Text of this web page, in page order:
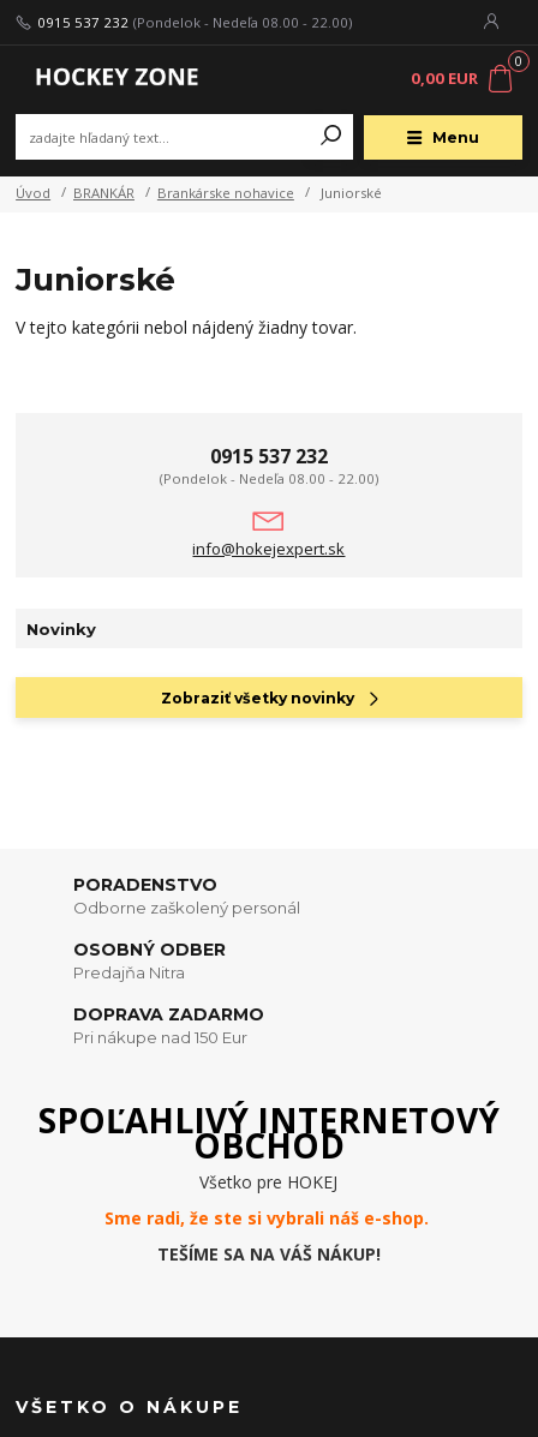
Menu
0915 537 232 (Pondelok - Nedeľa 08.00 - 22.00)
0
0,00 EUR
Úvod BRANKÁR Brankárske nohavice Juniorské
Juniorské
V tejto kategórii nebol nájdený žiadny tovar.
0915 537 232
(Pondelok - Nedeľa 08.00 - 22.00)
info@hokejexpert.sk
Novinky
Zobraziť všetky novinky
PORADENSTVO
Odborne zaškolený personál
OSOBNÝ ODBER
Predajňa Nitra
DOPRAVA ZADARMO
Pri nákupe nad 150 Eur
SPOĽAHLIVÝ INTERNETOVÝ
OBCHOD
Všetko pre HOKEJ
Sme radi, že ste si vybrali náš e-shop.
TEŠÍME SA NA VÁŠ NÁKUP!
VŠETKO O NÁKUPE